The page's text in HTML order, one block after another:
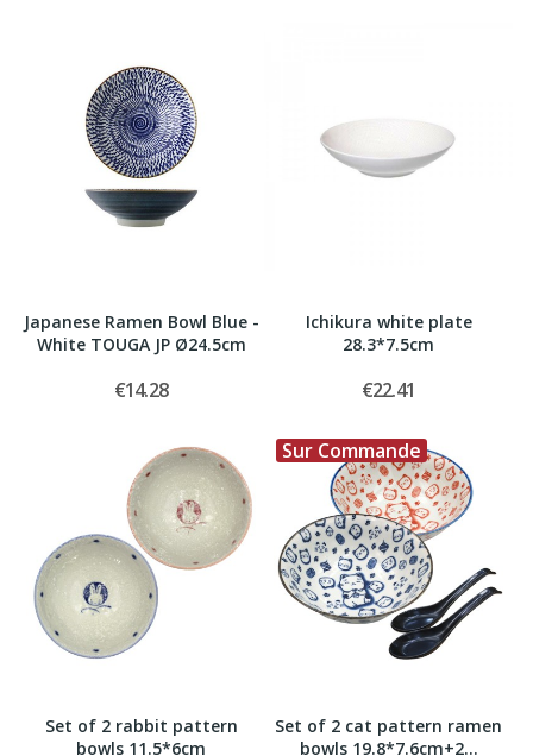
Japanese Ramen Bowl Blue -
White TOUGA JP Ø24.5cm
€14.28
Ichikura white plate
28.3*7.5cm
€22.41
Set of 2 rabbit pattern
bowls 11.5*6cm
Sur Commande
Set of 2 cat pattern ramen
bowls 19.8*7.6cm+2...